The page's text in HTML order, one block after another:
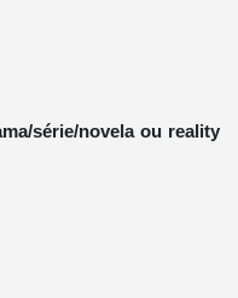
série/novela ou reality